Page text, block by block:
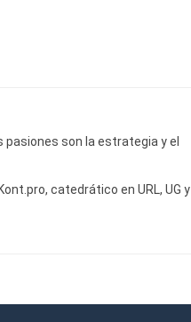
son la estrategia y el
catedrático en URL, UG y